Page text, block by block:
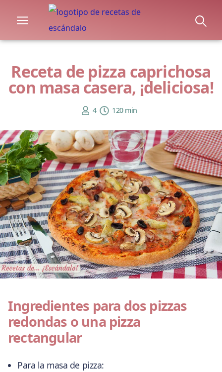
Receta de pizza caprichosa
con masa casera, ¡deliciosa!
4 120 min
Ingredientes para dos pizzas
redondas o una pizza
rectangular
Para la masa de pizza: